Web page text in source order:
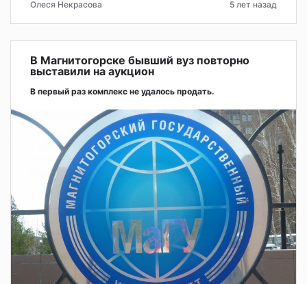
Олеся Некрасова 5 лет назад
В Магнитогорске бывший вуз повторно
выставили на аукцион
В первый раз комплекс не удалось продать.